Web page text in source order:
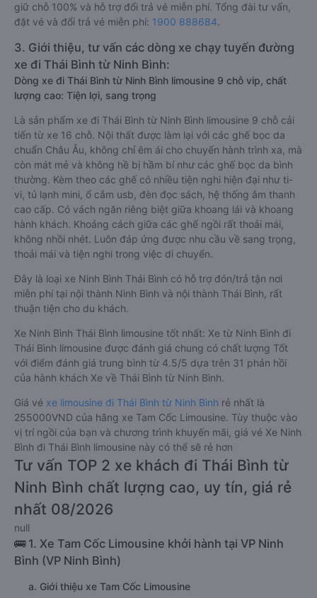
giữ chỗ 100% và hỗ trợ đổi trả vé miễn phí. Tổng đài tư vấn,
đặt vé và đổi trả vé miễn phí: 1900 888684.
3. Giới thiệu, tư vấn các dòng xe chạy tuyến đường
xe đi Thái Bình từ Ninh Bình:
Dòng xe đi Thái Bình từ Ninh Bình limousine 9 chỗ vip, chất
lượng cao: Tiện lợi, sang trọng
Là sản phẩm xe đi Thái Bình từ Ninh Bình limousine 9 chỗ cải
tiến từ xe 16 chỗ. Nội thất được làm lại với các ghế bọc da
chuẩn Châu Âu, không chỉ êm ái cho chuyến hành trình xa, mà
còn mát mẻ và không hề bị hầm bí như các ghế bọc da bình
thường. Kèm theo các ghế có nhiều tiện nghi hiện đại như ti-
vi, tủ lạnh mini, ổ cắm usb, đèn đọc sách, hệ thống âm thanh
cao cấp. Có vách ngăn riêng biệt giữa khoang lái và khoang
hành khách. Khoảng cách giữa các ghế ngồi rất thoải mái,
không nhồi nhét. Luôn đáp ứng được nhu cầu về sang trọng,
thoải mái và tiện nghi trong việc di chuyển.
Đây là loại xe Ninh Bình Thái Bình có hỗ trợ đón/trả tận nơi
miễn phí tại nội thành Ninh Bình và nội thành Thái Bình, rất
thuận tiện cho du khách.
Xe Ninh Bình Thái Bình limousine tốt nhất: Xe từ Ninh Bình đi
Thái Bình limousine được đánh giá chung có chất lượng Tốt
với điểm đánh giá trung bình từ 4.5/5 dựa trên 31 phản hồi
của hành khách Xe về Thái Bình từ Ninh Bình.
Giá vé xe limousine đi Thái Bình từ Ninh Bình rẻ nhất là
255000VND của hãng xe Tam Cốc Limousine. Tùy thuộc vào
vị trí ngồi của bạn và chương trình khuyến mãi, giá vé Xe Ninh
Bình đi Thái Bình limousine này có thể sẽ rẻ hơn
Tư vấn TOP 2 xe khách đi Thái Bình từ
Ninh Bình chất lượng cao, uy tín, giá rẻ
nhất 08/2026
null
🚌 1. Xe Tam Cốc Limousine khởi hành tại VP Ninh
Bình (VP Ninh Bình)
a. Giới thiệu xe Tam Cốc Limousine